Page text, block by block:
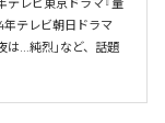
年テレビ朝日ドラマ
は…純烈」など、話題